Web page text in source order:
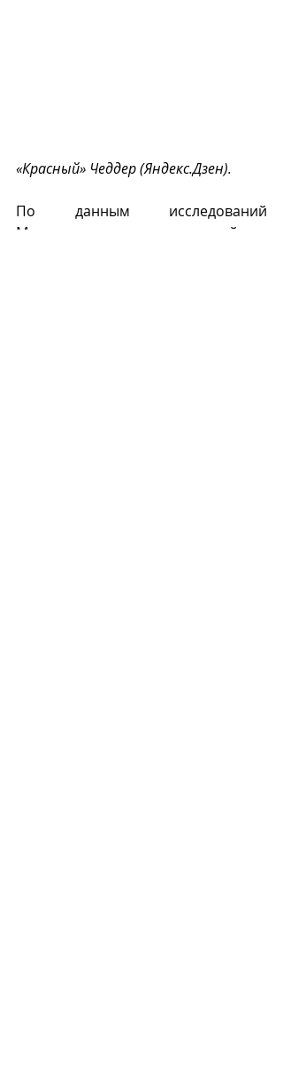
«Красный» Чеддер (Яндекс.Дзен).
По данным исследований
Министерства сельского хозяйства